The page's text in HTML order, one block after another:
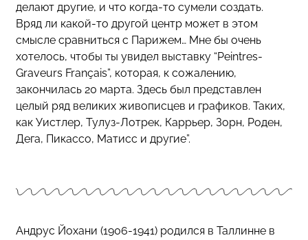
делают другие, и что когда-то сумели создать.
Вряд ли какой-то другой центр может в этом
смысле сравниться с Парижем… Мне бы очень
хотелось, чтобы ты увидел выставку “Peintres-
Graveurs Français”, которая, к сожалению,
закончилась 20 марта. Здесь был представлен
целый ряд великих живописцев и графиков. Таких,
как Уистлер, Тулуз-Лотрек, Каррьер, Зорн, Роден,
Дега, Пикассо, Матисс и другие”.
Андрус Йохани (1906-1941) родился в Таллинне в